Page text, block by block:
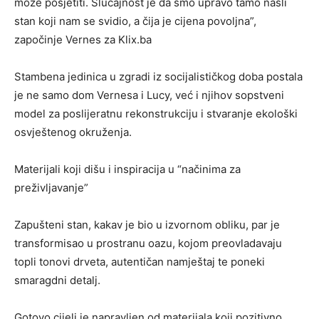
stan koji nam se svidio, a čija je cijena povoljna”,
započinje Vernes za Klix.ba
Stambena jedinica u zgradi iz socijalističkog doba postala
je ne samo dom Vernesa i Lucy, već i njihov sopstveni
model za poslijeratnu rekonstrukciju i stvaranje ekološki
osvještenog okruženja.
Materijali koji dišu i inspiracija u “načinima za
preživljavanje”
Zapušteni stan, kakav je bio u izvornom obliku, par je
transformisao u prostranu oazu, kojom preovladavaju
topli tonovi drveta, autentičan namještaj te poneki
smaragdni detalj.